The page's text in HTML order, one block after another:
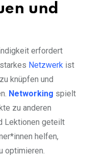
und
erfordert
Netzwerk ist
knüpfen und
Networking spielt
zu anderen
Lektionen geteilt
helfen,
optimieren.